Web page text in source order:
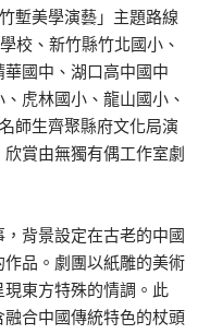
塹美學演藝」主題路線
校、新竹縣竹北國小、
國中、湖口高中國中
虎林國小、龍山國小、
師生齊聚縣府文化局演
賞由無獨有偶工作室劇
，背景設定在古老的中國
品。劇團以紙雕的美術
東方特殊的情調。此
合中國傳統特色的杖頭